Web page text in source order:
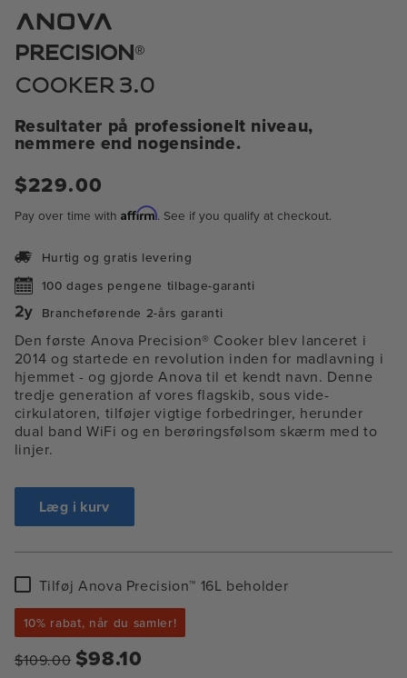
PRECISION®
COOKER 3.0
Resultater på professionelt niveau,
nemmere end nogensinde.
Almindelig
$229.00
Pay over time with Affirm. See if you qualify at checkout.
Hurtig og gratis levering
100 dages pengene tilbage-garanti
Brancheførende 2-års garanti
Den første Anova Precision® Cooker blev lanceret i
2014 og startede en revolution inden for madlavning i
hjemmet - og gjorde Anova til et kendt navn. Denne
tredje generation af vores flagskib, sous vide-
cirkulatoren, tilføjer vigtige forbedringer, herunder
dual band WiFi og en berøringsfølsom skærm med to
linjer.
Læg i kurv
Tilføj
Anova
Precision™
16L
beholder
Tilføj Anova Precision™ 16L beholder
10% rabat, når du samler!
$109.00 $98.10